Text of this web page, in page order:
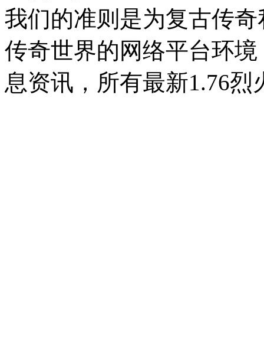
我们的准则是为复古传
传奇世界的网络平台环
息资讯，所有最新1.76